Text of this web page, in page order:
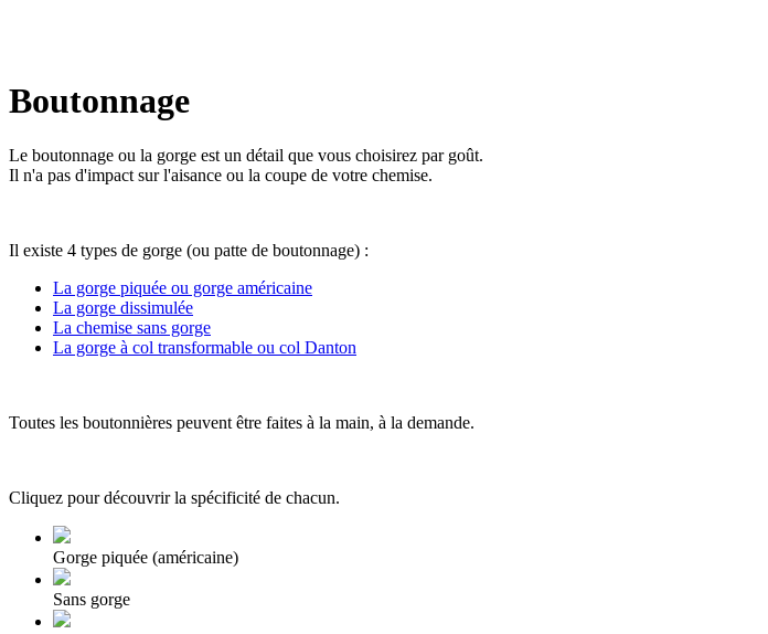
Boutonnage
Le boutonnage ou la gorge est un détail que vous choisirez par goût.
Il n'a pas d'impact sur l'aisance ou la coupe de votre chemise.
Il existe 4 types de gorge (ou patte de boutonnage) :
La gorge piquée ou gorge américaine
La gorge dissimulée
La chemise sans gorge
La gorge à col transformable ou col Danton
Toutes les boutonnières peuvent être faites à la main, à la demande.
Cliquez pour découvrir la spécificité de chacun.
Gorge piquée (américaine)
Sans gorge